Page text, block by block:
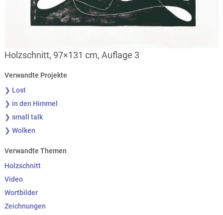
Holzschnitt, 97×131 cm, Auflage 3
Verwandte Projekte
❯ Lost
❯ in den Himmel
❯ small talk
❯ Wolken
Verwandte Themen
Holzschnitt
Video
Wortbilder
Zeichnungen